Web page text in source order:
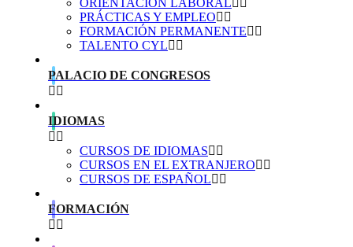
ORIENTACIÓN LABORAL
PRÁCTICAS Y EMPLEO
FORMACIÓN PERMANENTE
TALENTO CYL
PALACIO DE CONGRESOS
IDIOMAS
CURSOS DE IDIOMAS
CURSOS EN EL EXTRANJERO
CURSOS DE ESPAÑOL
FORMACIÓN